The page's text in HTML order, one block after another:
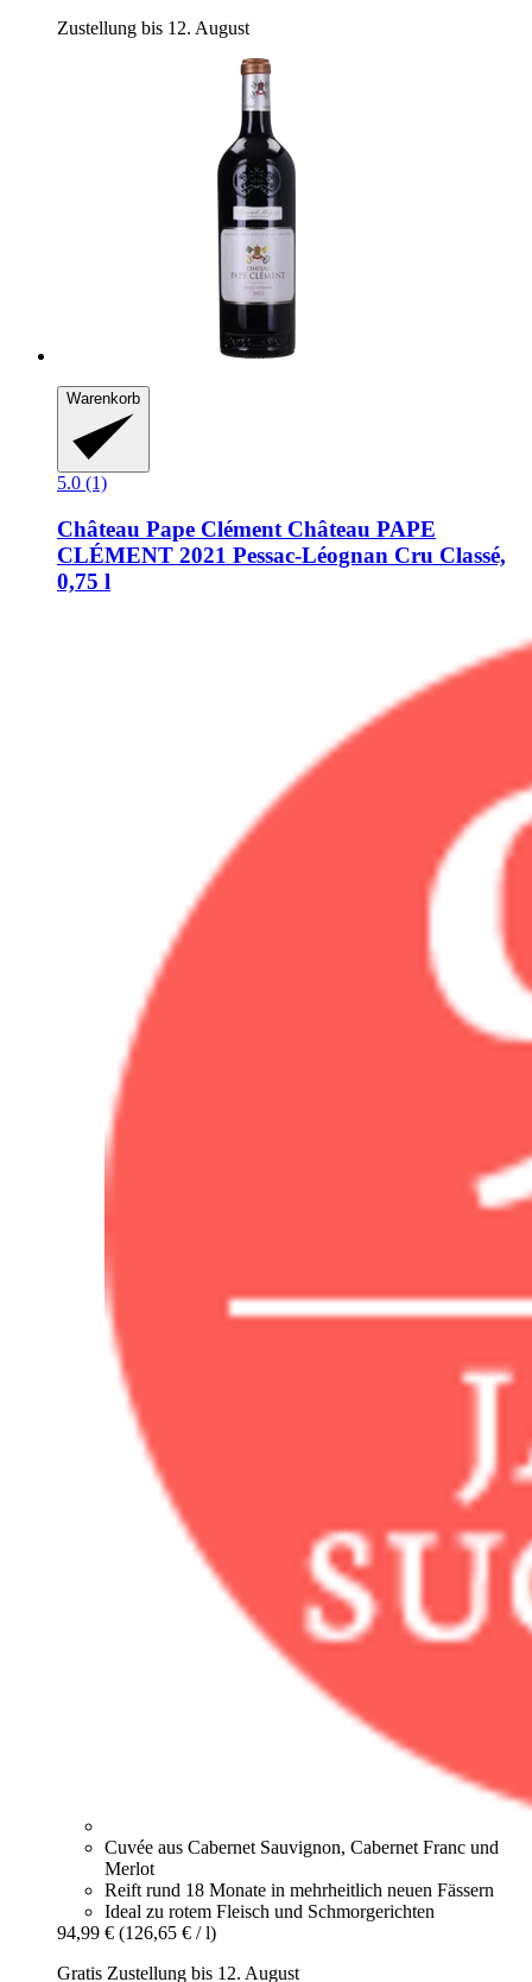
Zustellung bis 12. August
Warenkorb
5.0 (1)
Château Pape Clément Château PAPE
CLÉMENT 2021 Pessac-​Léognan Cru Classé,
0,75 l
Cuvée aus Cabernet Sauvignon, Cabernet Franc und
Merlot
Reift rund 18 Monate in mehrheitlich neuen Fässern
Ideal zu rotem Fleisch und Schmorgerichten
94,99 € (126,65 € / l)
Gratis Zustellung bis 12. August